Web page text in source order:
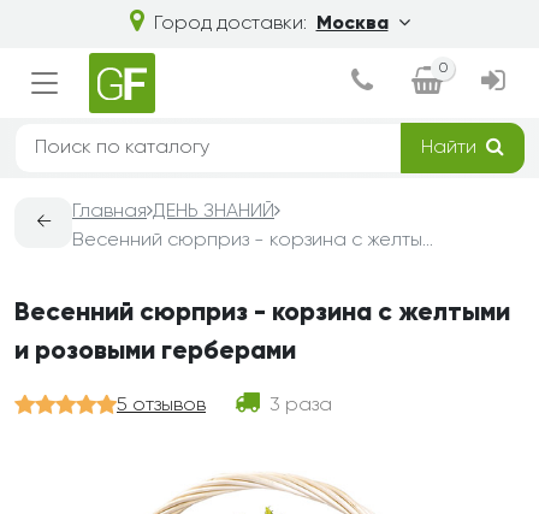
Город доставки: Москва
0
Найти
←
Главная ДЕНЬ ЗНАНИЙ
Весенний сюрприз - корзина с желтыми и розовыми герберами
Весенний сюрприз - корзина с желтыми
и розовыми герберами
5 отзывов 3 раза